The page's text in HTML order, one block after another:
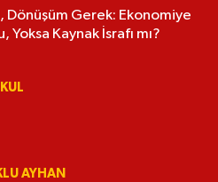
Dönüşüm Gerek: Ekonomiye
Yoksa Kaynak İsrafı mı?
AYHAN